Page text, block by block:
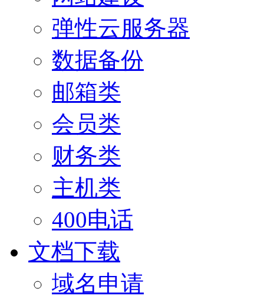
弹性云服务器
数据备份
邮箱类
会员类
财务类
主机类
400电话
文档下载
域名申请